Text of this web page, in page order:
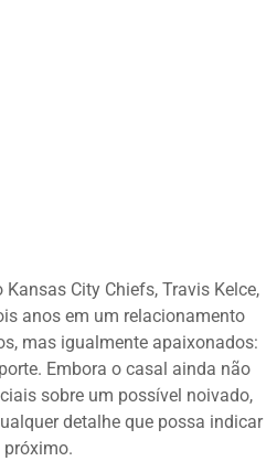
City Chiefs, Travis Kelce,
anos em um relacionamento
mas igualmente apaixonados:
Embora o casal ainda não
sobre um possível noivado,
detalhe que possa indicar
próximo.